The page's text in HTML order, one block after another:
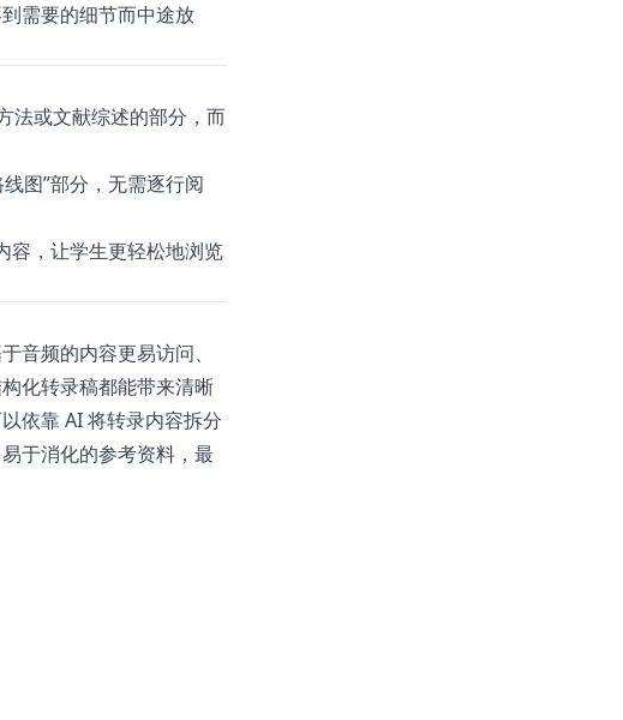
需要的细节而中途放
法或文献综述的部分，而
图”部分，无需逐行阅
容，让学生更轻松地浏览
音频的内容更易访问、
化转录稿都能带来清晰
依靠 AI 将转录内容拆分
于消化的参考资料，最